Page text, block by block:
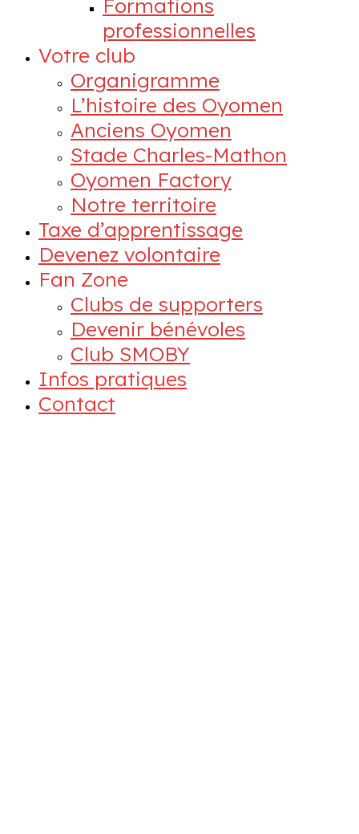
Formations
professionnelles
Votre club
Organigramme
L’histoire des Oyomen
Anciens Oyomen
Stade Charles-Mathon
Oyomen Factory
Notre territoire
Taxe d’apprentissage
Devenez volontaire
Fan Zone
Clubs de supporters
Devenir bénévoles
Club SMOBY
Infos pratiques
Contact